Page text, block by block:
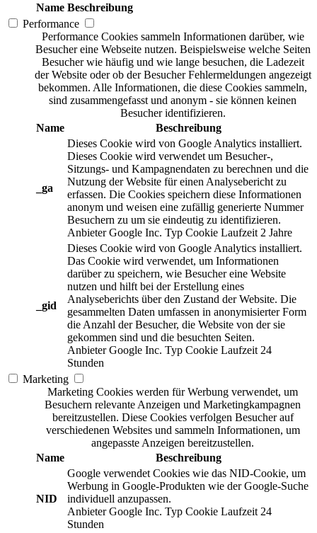
Name Beschreibung
Performance
Performance Cookies sammeln Informationen darüber, wie
Besucher eine Webseite nutzen. Beispielsweise welche Seiten
Besucher wie häufig und wie lange besuchen, die Ladezeit
der Website oder ob der Besucher Fehlermeldungen angezeigt
bekommen. Alle Informationen, die diese Cookies sammeln,
sind zusammengefasst und anonym - sie können keinen
Besucher identifizieren.
Name
Beschreibung
_ga
Dieses Cookie wird von Google Analytics installiert.
Dieses Cookie wird verwendet um Besucher-,
Sitzungs- und Kampagnendaten zu berechnen und die
Nutzung der Website für einen Analysebericht zu
erfassen. Die Cookies speichern diese Informationen
anonym und weisen eine zufällig generierte Nummer
Besuchern zu um sie eindeutig zu identifizieren.
Anbieter Google Inc. Typ Cookie Laufzeit 2 Jahre
_gid
Dieses Cookie wird von Google Analytics installiert.
Das Cookie wird verwendet, um Informationen
darüber zu speichern, wie Besucher eine Website
nutzen und hilft bei der Erstellung eines
Analyseberichts über den Zustand der Website. Die
gesammelten Daten umfassen in anonymisierter Form
die Anzahl der Besucher, die Website von der sie
gekommen sind und die besuchten Seiten.
Anbieter Google Inc. Typ Cookie Laufzeit 24
Stunden
Marketing
Marketing Cookies werden für Werbung verwendet, um
Besuchern relevante Anzeigen und Marketingkampagnen
bereitzustellen. Diese Cookies verfolgen Besucher auf
verschiedenen Websites und sammeln Informationen, um
angepasste Anzeigen bereitzustellen.
Name
Beschreibung
NID
Google verwendet Cookies wie das NID-Cookie, um
Werbung in Google-Produkten wie der Google-Suche
individuell anzupassen.
Anbieter Google Inc. Typ Cookie Laufzeit 24
Stunden